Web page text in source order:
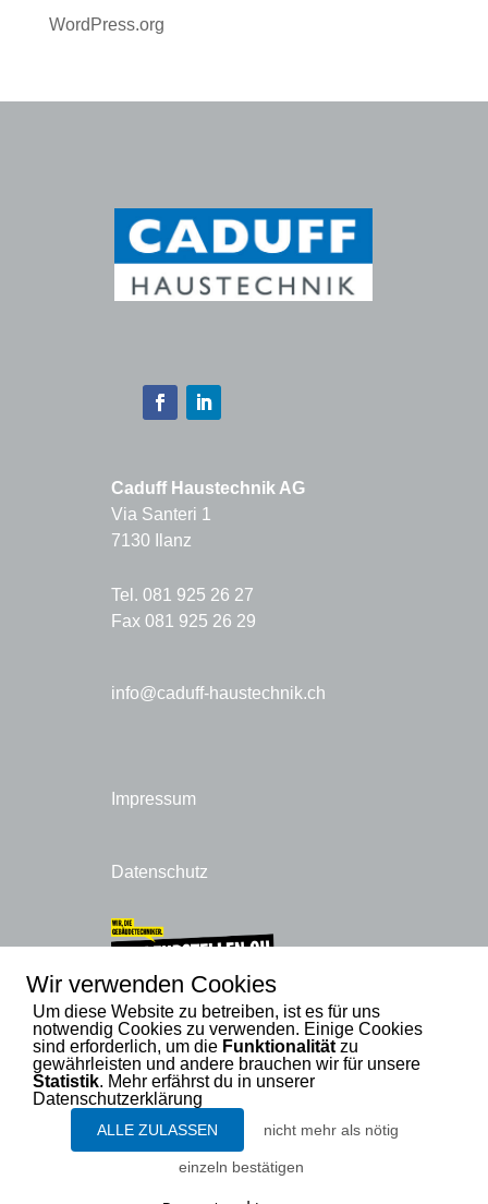
WordPress.org
Caduff Haustechnik AG
Via Santeri 1
7130 Ilanz
Tel. 081 925 26 27
Fax 081 925 26 29
info@caduff-haustechnik.ch
Impressum
Datenschutz
Wir verwenden Cookies
Um diese Website zu betreiben, ist es für uns
notwendig Cookies zu verwenden. Einige Cookies
sind erforderlich, um die Funktionalität zu
gewährleisten und andere brauchen wir für unsere
Statistik. Mehr erfährst du in unserer
Datenschutzerklärung
ALLE ZULASSEN nicht mehr als nötig
einzeln bestätigen